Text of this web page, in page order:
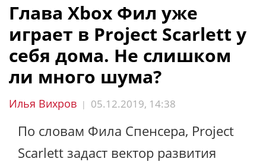
Глава Xbox Фил уже
играет в Project Scarlett у
себя дома. Не слишком
ли много шума?
Илья Вихров | 05.12.2019, 14:38
По словам Фила Спенсера, Project
Scarlett задаст вектор развития